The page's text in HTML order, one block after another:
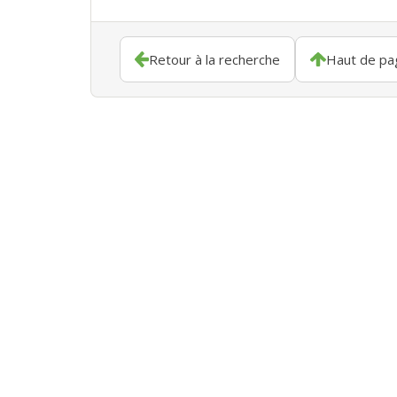
Retour à la recherche Haut de